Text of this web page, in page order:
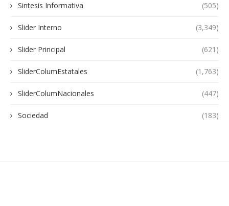
Sintesis Informativa (505)
Slider Interno (3,349)
Slider Principal (621)
SliderColumEstatales (1,763)
SliderColumNacionales (447)
Sociedad (183)